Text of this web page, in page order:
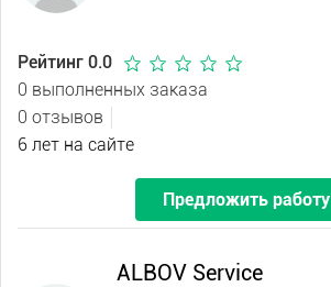
Рейтинг 0.0
0 выполненных заказа
0 отзывов
6 лет на сайте
Предложить работу
ALBOV Service